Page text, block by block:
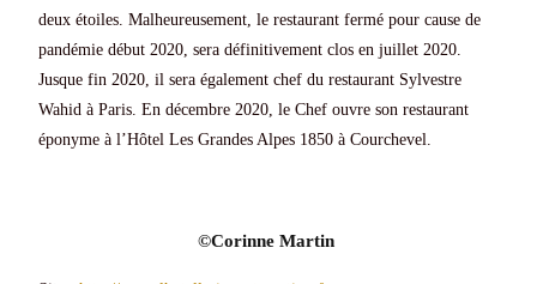
deux étoiles. Malheureusement, le restaurant fermé pour cause de
pandémie début 2020, sera définitivement clos en juillet 2020.
Jusque fin 2020, il sera également chef du restaurant Sylvestre
Wahid à Paris. En décembre 2020, le Chef ouvre son restaurant
éponyme à l’Hôtel Les Grandes Alpes 1850 à Courchevel.
©Corinne Martin ​​